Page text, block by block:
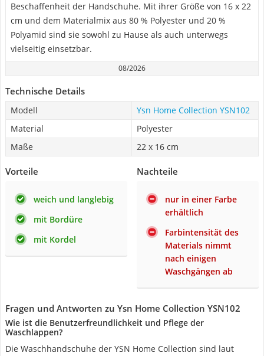
Beschaffenheit der Handschuhe. Mit ihrer Größe von 16 x 22
cm und dem Materialmix aus 80 % Polyester und 20 %
Polyamid sind sie sowohl zu Hause als auch unterwegs
vielseitig einsetzbar.
08/2026
Technische Details
Modell
Ysn Home Collection YSN102
Material
Polyester
Maße
22 x 16 cm
Vorteile
weich und langlebig
mit Bordüre
mit Kordel
Nachteile
nur in einer Farbe
erhältlich
Farbintensität des
Materials nimmt
nach einigen
Waschgängen ab
Fragen und Antworten zu Ysn Home Collection YSN102
Wie ist die Benutzerfreundlichkeit und Pflege der
Waschlappen?
Die Waschhandschuhe der YSN Home Collection sind laut